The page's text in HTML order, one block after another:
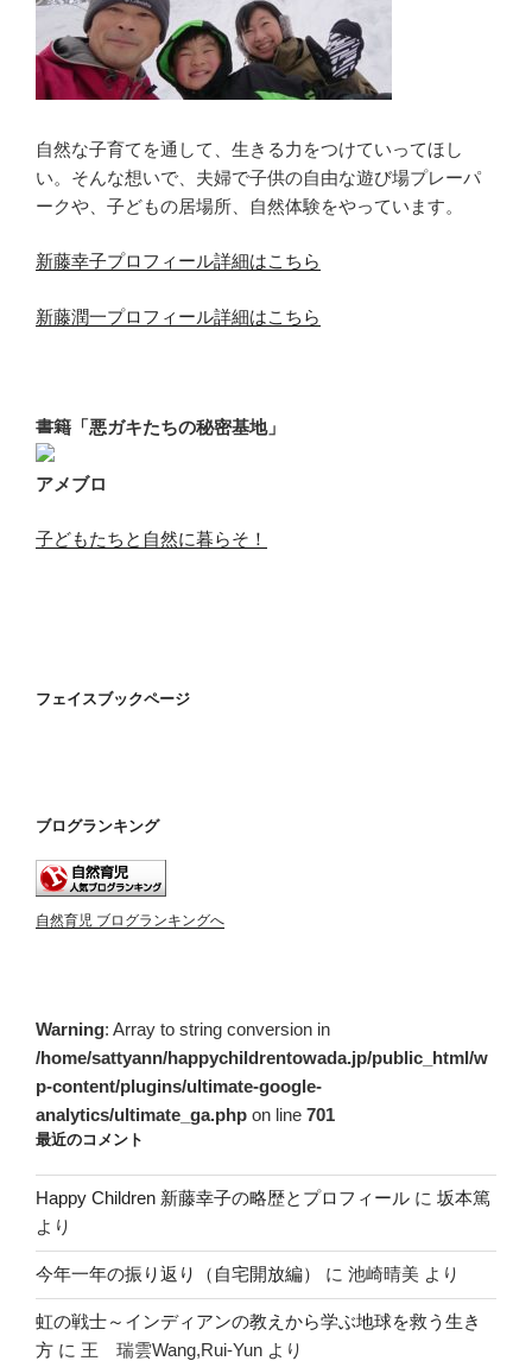
自然な子育てを通して、生きる力をつけていってほし
い。そんな想いで、夫婦で子供の自由な遊び場プレーパ
ークや、子どもの居場所、自然体験をやっています。
新藤幸子プロフィール詳細はこちら
新藤潤一プロフィール詳細はこちら
書籍「悪ガキたちの秘密基地」
アメブロ
子どもたちと自然に暮らそ！
フェイスブックページ
ブログランキング
自然育児 ブログランキングへ
Warning: Array to string conversion in
/home/sattyann/happychildrentowada.jp/public_html/w
p-content/plugins/ultimate-google-
analytics/ultimate_ga.php on line 701
最近のコメント
Happy Children 新藤幸子の略歴とプロフィール に 坂本篤
より
今年一年の振り返り（自宅開放編） に 池崎晴美 より
虹の戦士～インディアンの教えから学ぶ地球を救う生き
方 に 王 瑞雲Wang,Rui-Yun より